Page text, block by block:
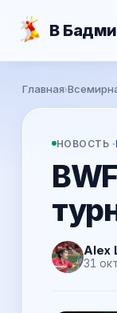
В
Вы здесь
Главная›
НОВОСТЬ ·
Alex
31